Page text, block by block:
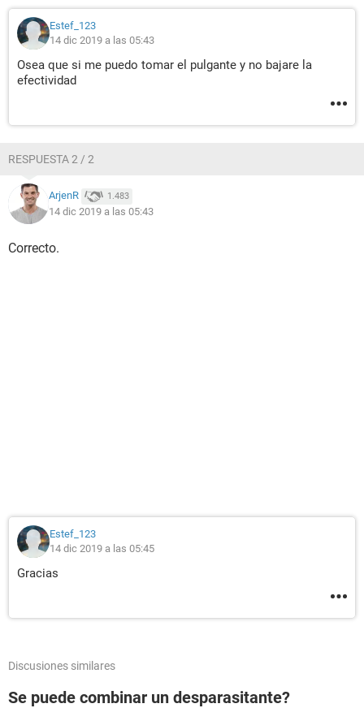
Estef_123
14 dic 2019 a las 05:43
Osea que si me puedo tomar el pulgante y no bajare la
efectividad
RESPUESTA 2 / 2
ArjenR 1.483
14 dic 2019 a las 05:43
Correcto.
Estef_123
14 dic 2019 a las 05:45
Gracias
Discusiones similares
Se puede combinar un desparasitante?